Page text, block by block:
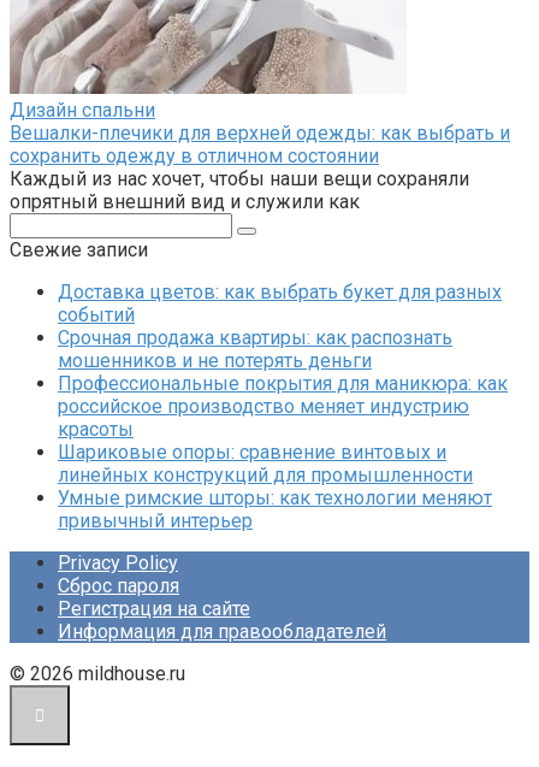
Privacy Policy
Сброс пароля
Регистрация на сайте
Информация для правообладателей
© 2026 mildhouse.ru